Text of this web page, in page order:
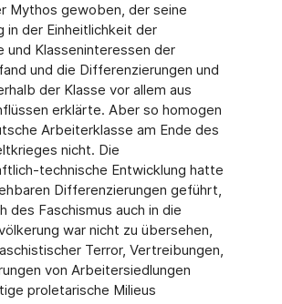
Mythos gewoben, der seine
in der Einheitlichkeit der
und Klasseninteressen der
und die Differenzierungen und
der Klasse vor allem aus
erklärte. Aber so homogen
Arbeiterklasse am Ende des
nicht. Die
technische Entwicklung hatte
Differenzierungen geführt,
des Faschismus auch in die
war nicht zu übersehen,
Terror, Vertreibungen,
von Arbeitersiedlungen
proletarische Milieus